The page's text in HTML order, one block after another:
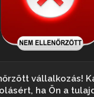
vállalkozás!
ha Ön a